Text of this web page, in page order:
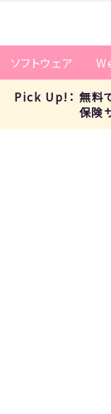
ソフトウェア
Pick Up!： 無料
保険